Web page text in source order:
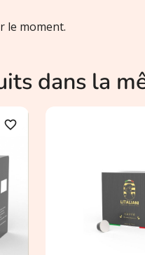
le moment.
dans la
favorite_border